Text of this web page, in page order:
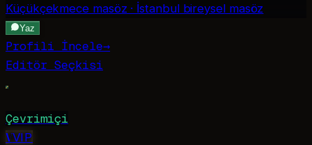
Küçükçekmece masöz · İstanbul bireysel masöz
Yaz
Profili İncele→
Editör Seçkisi
Çevrimiçi
VVIP